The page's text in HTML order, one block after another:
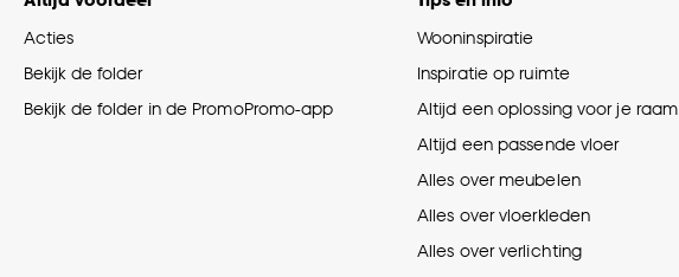
Acties
Bekijk de folder
Bekijk de folder in de PromoPromo-app
Wooninspiratie
Inspiratie op ruimte
Altijd een oplossing voor je raam
Altijd een passende vloer
Alles over meubelen
Alles over vloerkleden
Alles over verlichting